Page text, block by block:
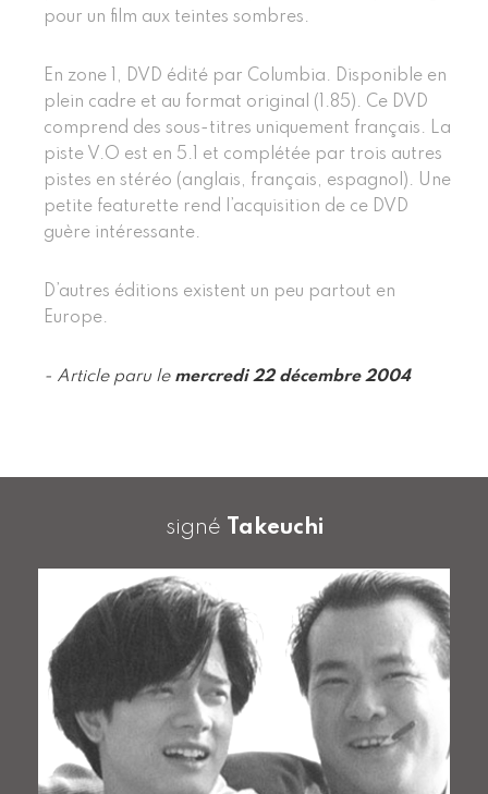
pour un film aux teintes sombres.
En zone 1, DVD édité par Columbia. Disponible en
plein cadre et au format original (1.85). Ce DVD
comprend des sous-titres uniquement français. La
piste V.O est en 5.1 et complétée par trois autres
pistes en stéréo (anglais, français, espagnol). Une
petite featurette rend l’acquisition de ce DVD
guère intéressante.
D’autres éditions existent un peu partout en
Europe.
- Article paru le mercredi 22 décembre 2004
signé Takeuchi